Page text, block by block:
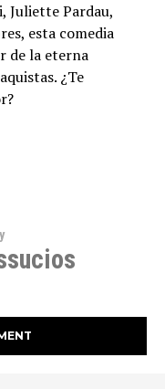
Juliette Pardau,
esta comedia
de la eterna
¿Te